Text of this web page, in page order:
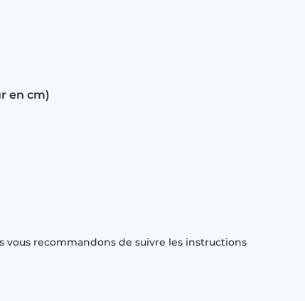
en cm)
vous recommandons de suivre les instructions